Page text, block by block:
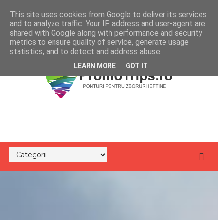
This site uses cookies from Google to deliver its services
and to analyze traffic. Your IP address and user-agent are
shared with Google along with performance and security
metrics to ensure quality of service, generate usage
statistics, and to detect and address abuse.
LEARN MORE GOT IT